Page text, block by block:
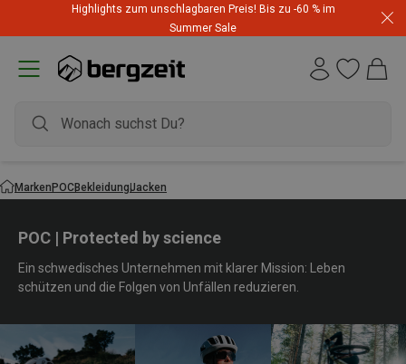
Highlights zum unschlagbaren Preis! Bis zu -60 % im
Summer Sale
MarkenPOCBekleidungJacken
POC | Protected by science
Ein schwedisches Unternehmen mit klarer Mission: Leben
schützen und die Folgen von Unfällen reduzieren.